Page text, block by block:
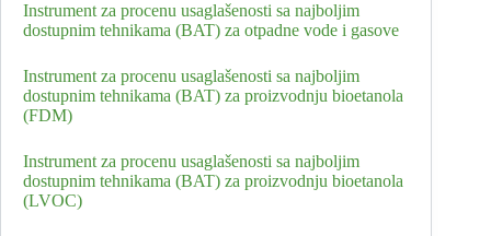
Instrument za procenu usaglašenosti sa najboljim
dostupnim tehnikama (BAT) za otpadne vode i gasove
Instrument za procenu usaglašenosti sa najboljim
dostupnim tehnikama (BAT) za proizvodnju bioetanola
(FDM)
Instrument za procenu usaglašenosti sa najboljim
dostupnim tehnikama (BAT) za proizvodnju bioetanola
(LVOC)